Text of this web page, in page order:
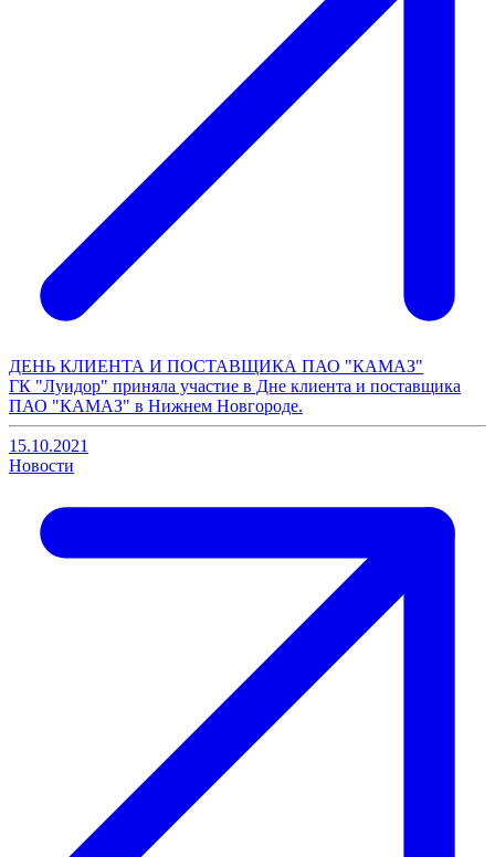
ДЕНЬ КЛИЕНТА И ПОСТАВЩИКА ПАО "КАМАЗ"
ГК "Луидор" приняла участие в Дне клиента и поставщика
ПАО "КАМАЗ" в Нижнем Новгороде.
15.10.2021
Новости